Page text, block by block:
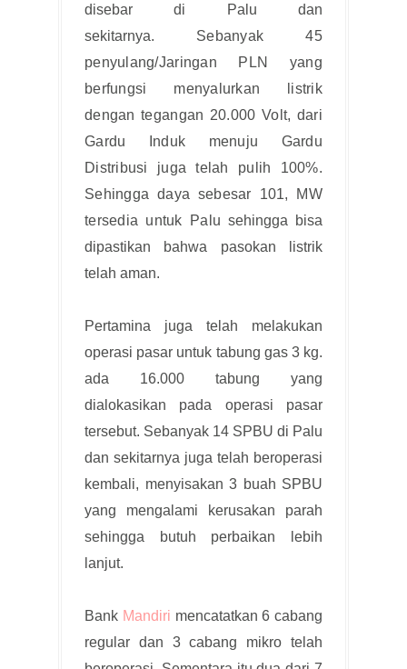
disebar di Palu dan
sekitarnya. Sebanyak 45
penyulang/Jaringan PLN yang
berfungsi menyalurkan listrik
dengan tegangan 20.000 Volt, dari
Gardu Induk menuju Gardu
Distribusi juga telah pulih 100%.
Sehingga daya sebesar 101, MW
tersedia untuk Palu sehingga bisa
dipastikan bahwa pasokan listrik
telah aman.
Pertamina juga telah melakukan
operasi pasar untuk tabung gas 3 kg.
ada 16.000 tabung yang
dialokasikan pada operasi pasar
tersebut. Sebanyak 14 SPBU di Palu
dan sekitarnya juga telah beroperasi
kembali, menyisakan 3 buah SPBU
yang mengalami kerusakan parah
sehingga butuh perbaikan lebih
lanjut.
Bank Mandiri mencatatkan 6 cabang
regular dan 3 cabang mikro telah